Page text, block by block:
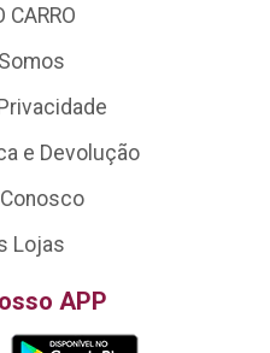
CARRO
e Devolução
Lojas
APP